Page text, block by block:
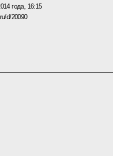
года, 16:15
d/20090